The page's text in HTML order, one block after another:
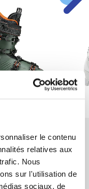
le contenu
relatives aux
Nous
sur l'utilisation de
sociaux, de